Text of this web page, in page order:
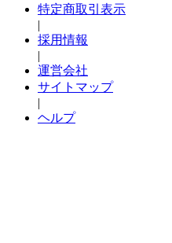
特定商取引表示
|
採用情報
|
運営会社
サイトマップ
|
ヘルプ